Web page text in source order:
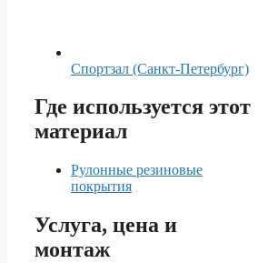
Спортзал (Санкт-Петербург)
Где используется этот
материал
Рулонные резиновые
покрытия
Услуга, цена и
монтаж